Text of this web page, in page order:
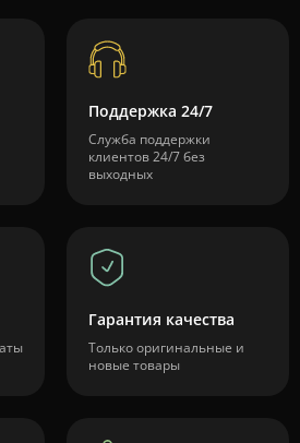
Поддержка 24/7
Служба поддержки
клиентов 24/7 без
выходных
Гарантия качества
Только оригинальные и
новые товары